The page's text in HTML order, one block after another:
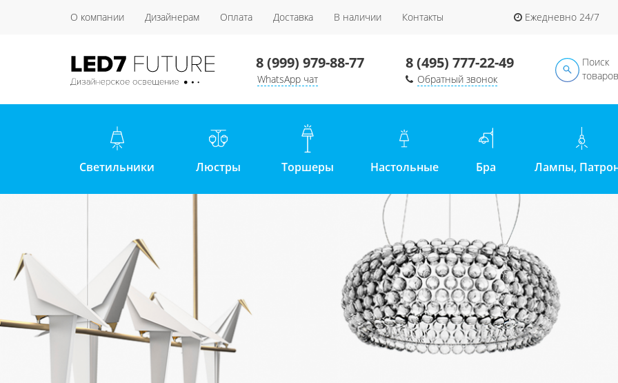
О компании Дизайнерам Оплата Доставка В наличии Контакты Ежедневно 24/7
8 (999) 979-88-77
WhatsApp чат
8 (495) 777-22-49
Обратный звонок
Поиск
Светильники Люстры Торшеры Настольные Бра Лампы,